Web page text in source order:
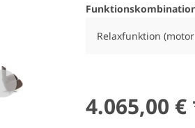
Relaxfunktion
4.065,00 €